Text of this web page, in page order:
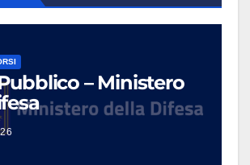
– Ministero